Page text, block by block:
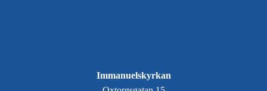
Immanuelskyrkan